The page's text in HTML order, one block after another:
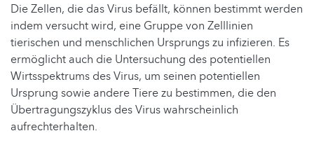
Die Zellen, die das Virus befällt, können bestimmt werden
indem versucht wird, eine Gruppe von Zelllinien
tierischen und menschlichen Ursprungs zu infizieren. Es
ermöglicht auch die Untersuchung des potentiellen
Wirtsspektrums des Virus, um seinen potentiellen
Ursprung sowie andere Tiere zu bestimmen, die den
Übertragungszyklus des Virus wahrscheinlich
aufrechterhalten.